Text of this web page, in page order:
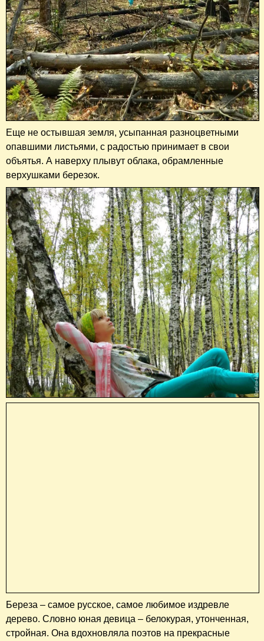
Еще не остывшая земля, усыпанная разноцветными
опавшими листьями, с радостью принимает в свои
объятья. А наверху плывут облака, обрамленные
верхушками березок.
Береза – самое русское, самое любимое издревле
дерево. Словно юная девица – белокурая, утонченная,
стройная. Она вдохновляла поэтов на прекрасные